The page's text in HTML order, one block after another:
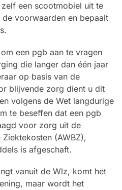
een scootmobiel uit te
voorwaarden en bepaalt
een pgb aan te vragen
die langer dan één jaar
op basis van de
blijvende zorg dient u dit
volgens de Wet langdurige
te beseffen dat een pgb
voor zorg uit de
(AWBZ),
is afgeschaft.
vanuit de Wlz, komt het
maar wordt het